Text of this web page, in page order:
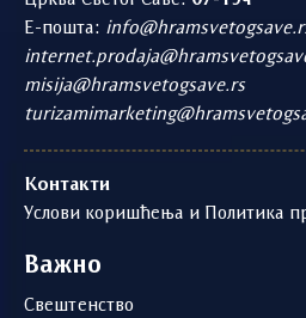
Е-пошта:
misija@hramsvetogsave.rs
Контакти
Услови коришћења и Политика
Важно
Свештенство